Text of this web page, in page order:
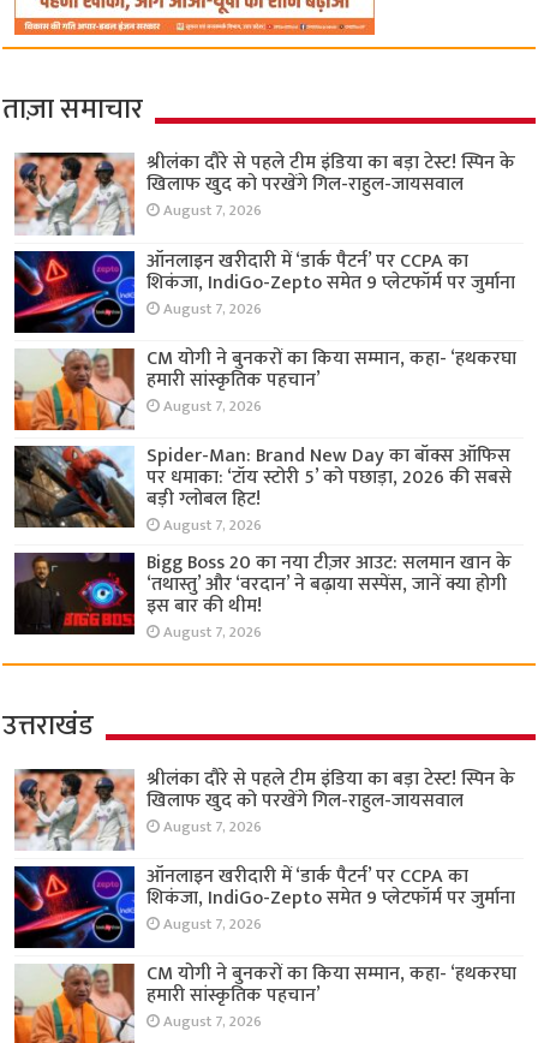
ताज़ा समाचार
श्रीलंका दौरे से पहले टीम इंडिया का बड़ा टेस्ट! स्पिन के
खिलाफ खुद को परखेंगे गिल-राहुल-जायसवाल
August 7, 2026
ऑनलाइन खरीदारी में ‘डार्क पैटर्न’ पर CCPA का
शिकंजा, IndiGo-Zepto समेत 9 प्लेटफॉर्म पर जुर्माना
August 7, 2026
CM योगी ने बुनकरों का किया सम्मान, कहा- ‘हथकरघा
हमारी सांस्कृतिक पहचान’
August 7, 2026
Spider-Man: Brand New Day का बॉक्स ऑफिस
पर धमाका: ‘टॉय स्टोरी 5’ को पछाड़ा, 2026 की सबसे
बड़ी ग्लोबल हिट!
August 7, 2026
Bigg Boss 20 का नया टीज़र आउट: सलमान खान के
‘तथास्तु’ और ‘वरदान’ ने बढ़ाया सस्पेंस, जानें क्या होगी
इस बार की थीम!
August 7, 2026
उत्तराखंड
श्रीलंका दौरे से पहले टीम इंडिया का बड़ा टेस्ट! स्पिन के
खिलाफ खुद को परखेंगे गिल-राहुल-जायसवाल
August 7, 2026
ऑनलाइन खरीदारी में ‘डार्क पैटर्न’ पर CCPA का
शिकंजा, IndiGo-Zepto समेत 9 प्लेटफॉर्म पर जुर्माना
August 7, 2026
CM योगी ने बुनकरों का किया सम्मान, कहा- ‘हथकरघा
हमारी सांस्कृतिक पहचान’
August 7, 2026